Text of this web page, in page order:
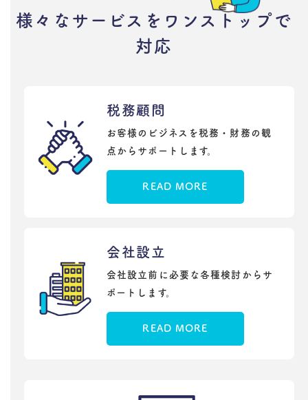
様々なサービスをワンストップで
対応
税務顧問
お客様のビジネスを税務・財務の観
点からサポートします。
READ MORE
会社設立
会社設立前に必要な各種検討からサ
ポートします。
READ MORE